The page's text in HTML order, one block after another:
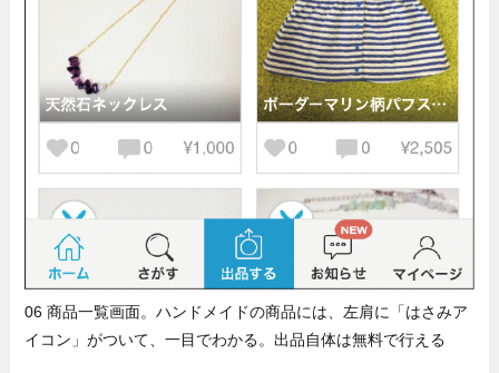
06 商品一覧画面。ハンドメイドの商品には、左肩に「はさみア
イコン」がついて、一目でわかる。出品自体は無料で行える